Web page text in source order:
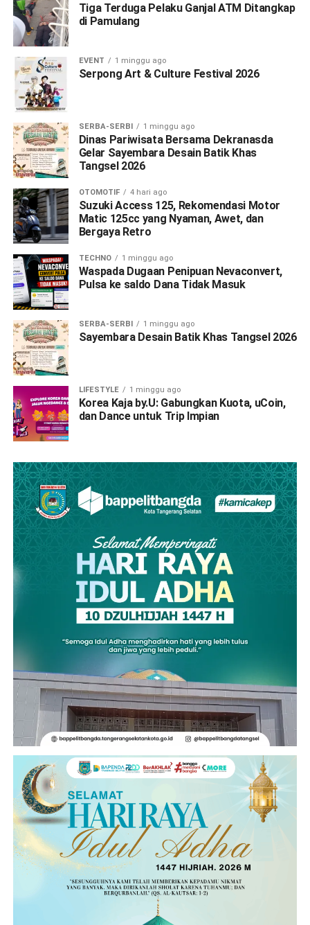
Tiga Terduga Pelaku Ganjal ATM Ditangkap
di Pamulang
EVENT 1 minggu ago
Serpong Art & Culture Festival 2026
SERBA-SERBI 1 minggu ago
Dinas Pariwisata Bersama Dekranasda
Gelar Sayembara Desain Batik Khas
Tangsel 2026
OTOMOTIF 4 hari ago
Suzuki Access 125, Rekomendasi Motor
Matic 125cc yang Nyaman, Awet, dan
Bergaya Retro
TECHNO 1 minggu ago
Waspada Dugaan Penipuan Nevaconvert,
Pulsa ke saldo Dana Tidak Masuk
SERBA-SERBI 1 minggu ago
Sayembara Desain Batik Khas Tangsel 2026
LIFESTYLE 1 minggu ago
Korea Kaja by.U: Gabungkan Kuota, uCoin,
dan Dance untuk Trip Impian